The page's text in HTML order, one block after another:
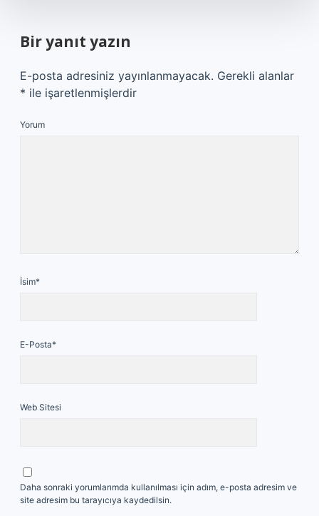
Bir yanıt yazın
E-posta adresiniz yayınlanmayacak. Gerekli alanlar
* ile işaretlenmişlerdir
Yorum
İsim*
E-Posta*
Web Sitesi
Daha sonraki yorumlarımda kullanılması için adım, e-posta adresim ve
site adresim bu tarayıcıya kaydedilsin.